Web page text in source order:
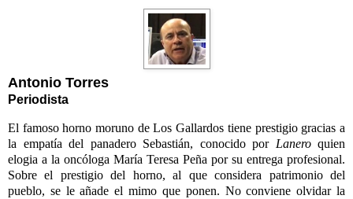
Antonio Torres
Periodista
El famoso horno moruno de Los Gallardos tiene prestigio gracias a
la empatía del panadero Sebastián, conocido por Laneroquien
elogia a la oncóloga María Teresa Peña por su entrega profesional.
Sobre el prestigio del horno, al que considera patrimonio del
pueblo, se le añade el mimo que ponen. No conviene olvidar la